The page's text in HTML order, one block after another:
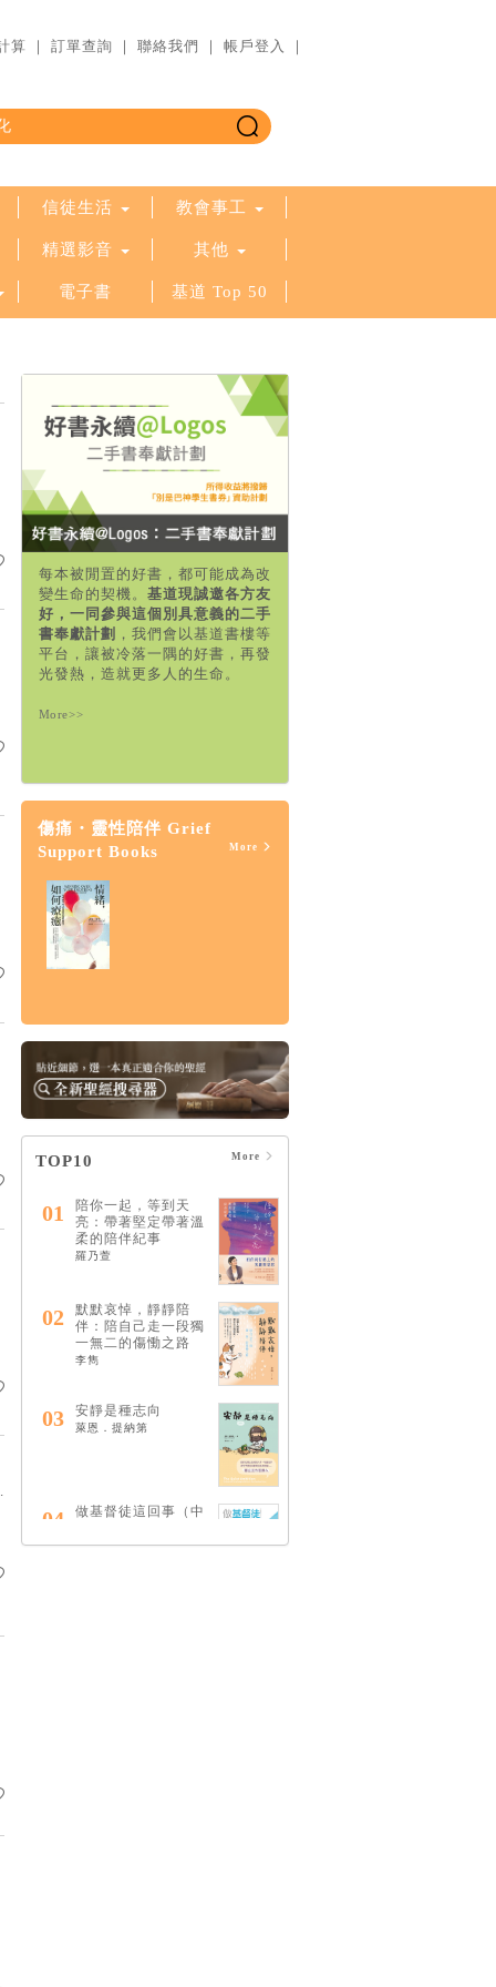
算 ｜ 訂單查詢 ｜ 聯絡我們 ｜ 帳戶登入 ｜
信徒生活 教會事工
精選影音 其他
電子書 基道 Top 50
每本被閒置的好書，都可能成為改
變生命的契機。 基道現誠邀各方友
好，一同參與這個別具意義的二手
書奉獻計劃 ，我們會以基道書樓等
平台，讓被冷落一隅的好書，再發
光發熱，造就更多人的生命。
More>>
傷痛・靈性陪伴 Grief
Support Books
More
慮、憤怒、壓力和憂
鬱的15個情緒解答
HK$122 $128
TOP10 More
01
陪你一起，等到天
亮：帶著堅定帶著溫
柔的陪伴紀事
羅乃萱
02
默默哀悼，靜靜陪
伴：陪自己走一段獨
一無二的傷慟之路
李雋
03 安靜是種志向
萊恩．提納第
04
做基督徒這回事（中
蔡頌輝